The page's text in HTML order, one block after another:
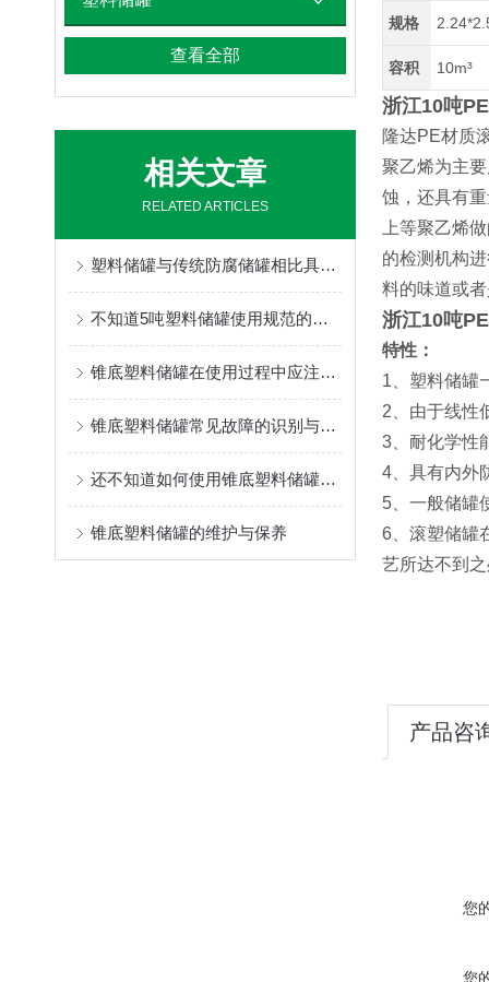
查看全部
相关文章
RELATED ARTICLES
塑料储罐与传统防腐储罐相比具有哪些特点？
不知道5吨塑料储罐使用规范的，请看这里！
锥底塑料储罐在使用过程中应注意事项分享
锥底塑料储罐常见故障的识别与解决方法分享
还不知道如何使用锥底塑料储罐？进来看
锥底塑料储罐的维护与保养
规格
容积 10m³
浙江10吨
隆达PE材质
聚乙烯为主
蚀，还具有
上等聚乙烯
的检测机构
料的味道或
浙江10吨
特性：
1、塑料储罐
2、由于线性
3、耐化学性
4、具有内外
5、一般储罐
6、滚塑储罐
艺所达不到
产品咨
您
您